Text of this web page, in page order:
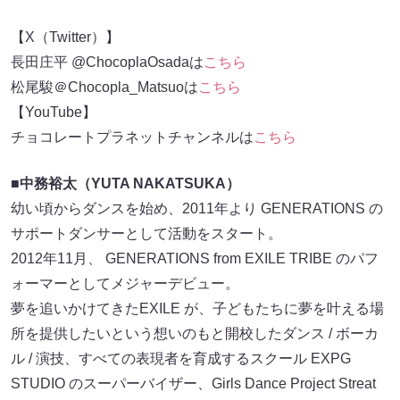
【X（Twitter）】
長田庄平 @ChocoplaOsadaはこちら
松尾駿＠Chocopla_Matsuoはこちら
【YouTube】
チョコレートプラネットチャンネルはこちら
■中務裕太（YUTA NAKATSUKA）
幼い頃からダンスを始め、2011年より GENERATIONS の
サポートダンサーとして活動をスタート。
2012年11月、 GENERATIONS from EXILE TRIBE のパフ
ォーマーとしてメジャーデビュー。
夢を追いかけてきたEXILE が、子どもたちに夢を叶える場
所を提供したいという想いのもと開校したダンス / ボーカ
ル / 演技、すべての表現者を育成するスクール EXPG
STUDIO のスーパーバイザー、Girls Dance Project Streat